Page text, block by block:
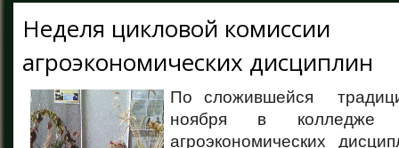
Неделя цикловой комиссии
агроэкономических дисциплин
По сложившейся
ноября в колледже
агроэкономических